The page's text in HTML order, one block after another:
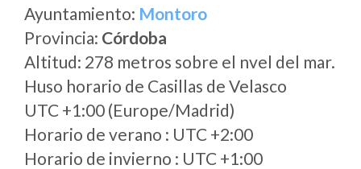
Ayuntamiento: Montoro
Provincia: Córdoba
Altitud: 278 metros sobre el nvel del mar.
Huso horario de Casillas de Velasco
UTC +1:00 (Europe/Madrid)
Horario de verano : UTC +2:00
Horario de invierno : UTC +1:00